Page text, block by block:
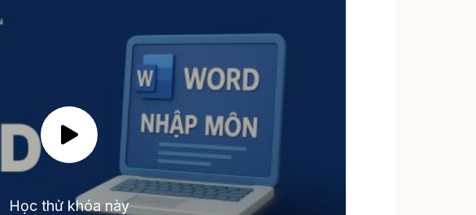
Học thử khóa này